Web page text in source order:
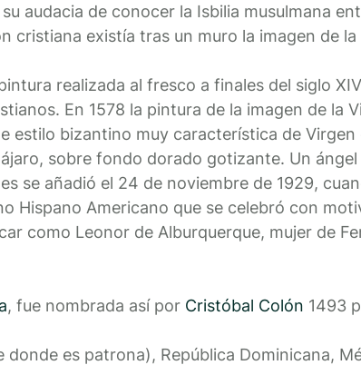
audacia de conocer la Isbilia musulmana
cristiana existía tras un muro la imagen de
realizada al fresco a finales del siglo
En 1578 la pintura de la imagen de la
estilo bizantino muy característica de
sobre fondo dorado gotizante. Un
se añadió el 24 de noviembre de 1929,
Hispano Americano que se celebró con
como Leonor de Alburquerque, mujer de
, fue nombrada así por Cristóbal Colón 1493
es patrona), República Dominicana,